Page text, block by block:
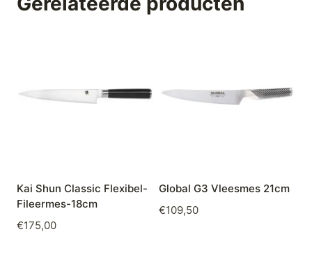
Kai Shun Classic Flexibel-
Fileermes-18cm
€175,00
Global G3 Vleesmes 21cm
€109,50